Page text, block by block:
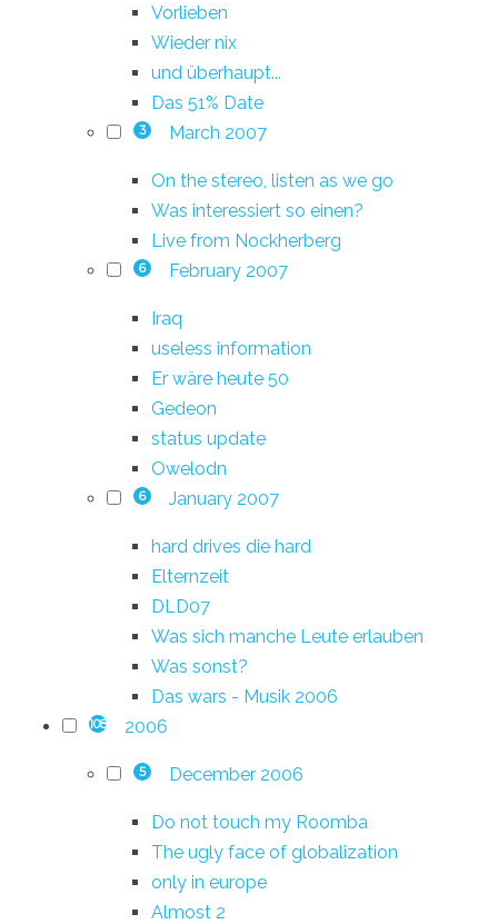
Vorlieben
Wieder nix
und überhaupt...
Das 51% Date
3 March 2007
On the stereo, listen as we go
Was interessiert so einen?
Live from Nockherberg
6 February 2007
Iraq
useless information
Er wäre heute 50
Gedeon
status update
Owelodn
6 January 2007
hard drives die hard
Elternzeit
DLD07
Was sich manche Leute erlauben
Was sonst?
Das wars - Musik 2006
108 2006
5 December 2006
Do not touch my Roomba
The ugly face of globalization
only in europe
Almost 2